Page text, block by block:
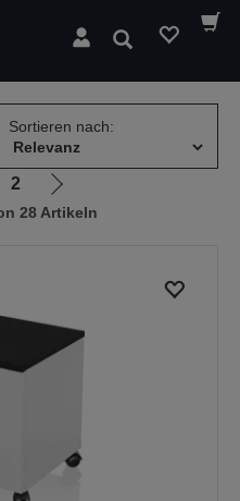
Suchen
Sortieren nach:
2
Zur
nächsten
28 Artikeln